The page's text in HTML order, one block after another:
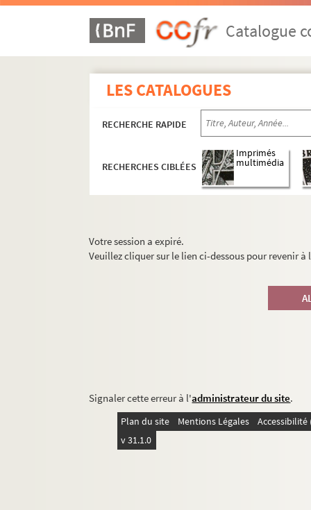
Catalogue
LES CATALOGUES
RECHERCHE RAPIDE
RECHERCHES CIBLÉES
Imprimés
multimédia
Votre session a expiré.
Veuillez cliquer sur le lien ci-dessous pour revenir
Signaler cette erreur à l'administrateur du site.
Plan du site Mentions Légales
v 31.1.0